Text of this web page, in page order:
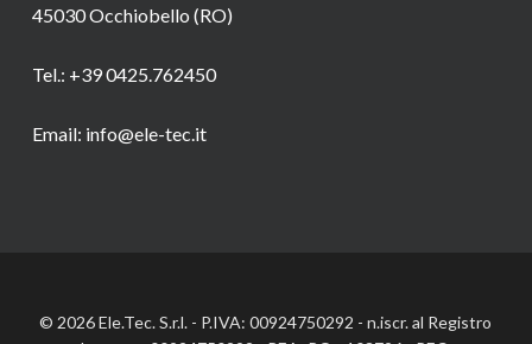
45030 Occhiobello (RO)
Tel.: +39 0425.762450
Email: info@ele-tec.it
© 2026 Ele.Tec. S.r.l. - P.IVA: 00924750292 - n.iscr. al Registro